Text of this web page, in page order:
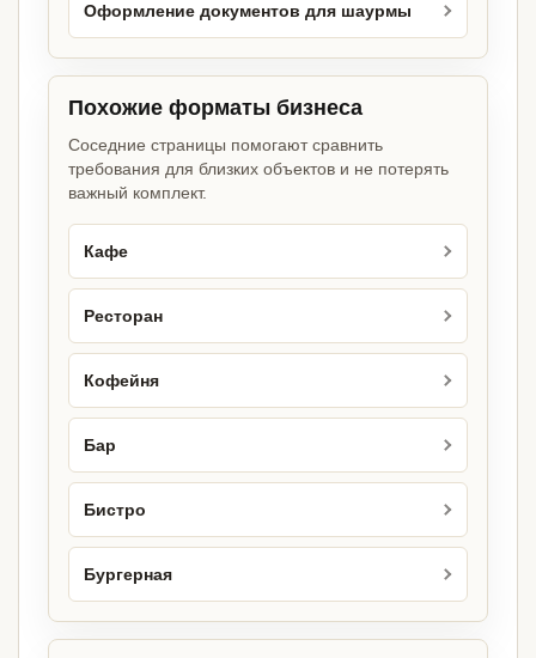
Оформление документов для шаурмы
Похожие форматы бизнеса
Соседние страницы помогают сравнить
требования для близких объектов и не потерять
важный комплект.
Кафе
Ресторан
Кофейня
Бар
Бистро
Бургерная